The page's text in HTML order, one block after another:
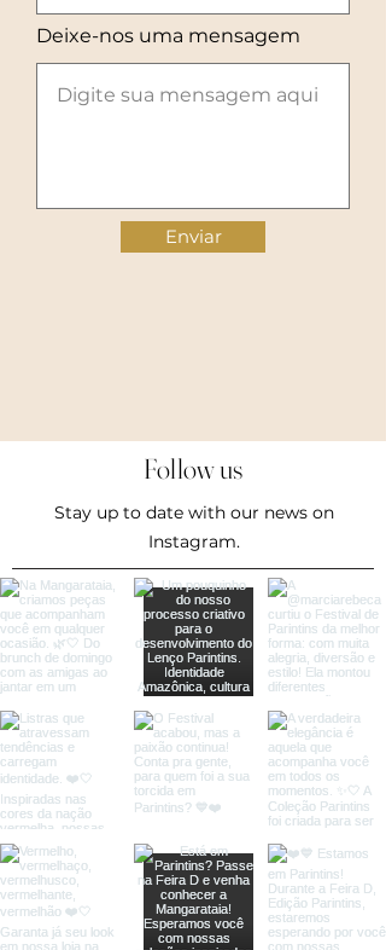
Deixe-nos uma mensagem
Enviar
Follow us
Stay up to date with our news on
Instagram.